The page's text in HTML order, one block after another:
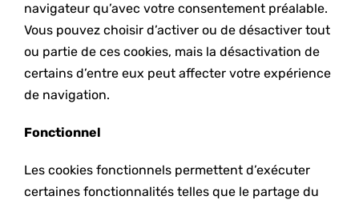
navigateur qu’avec votre consentement préalable.
Vous pouvez choisir d’activer ou de désactiver tout
ou partie de ces cookies, mais la désactivation de
certains d’entre eux peut affecter votre expérience
de navigation.
Fonctionnel
Les cookies fonctionnels permettent d’exécuter
certaines fonctionnalités telles que le partage du